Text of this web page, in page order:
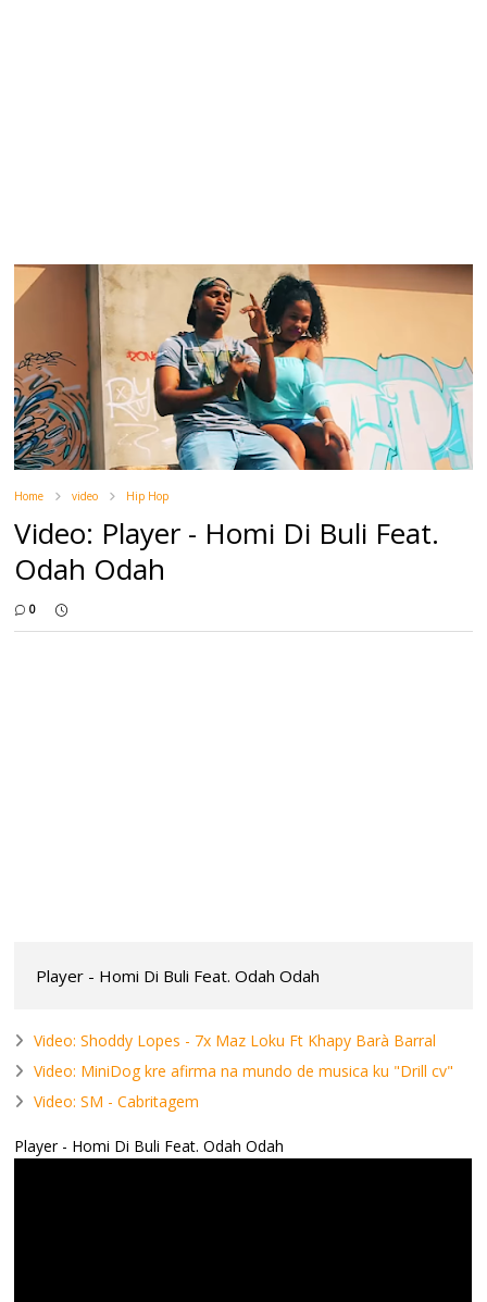
Home video Hip Hop
Video: Player - Homi Di Buli Feat.
Odah Odah
0
Player - Homi Di Buli Feat. Odah Odah
Video: Shoddy Lopes - 7x Maz Loku Ft Khapy Barà Barral
Video: MiniDog kre afirma na mundo de musica ku "Drill cv"
Video: SM - Cabritagem
Player - Homi Di Buli Feat. Odah Odah